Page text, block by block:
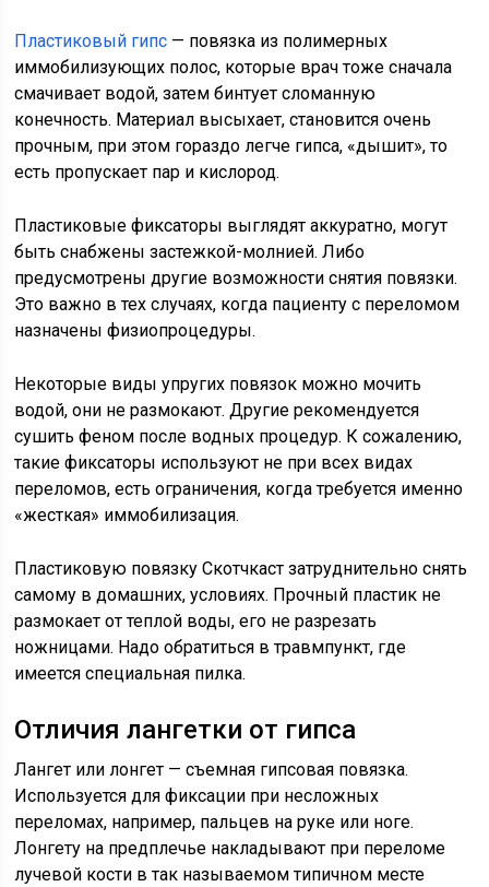
Пластиковый гипс — повязка из полимерных
иммобилизующих полос, которые врач тоже сначала
смачивает водой, затем бинтует сломанную
конечность. Материал высыхает, становится очень
прочным, при этом гораздо легче гипса, «дышит», то
есть пропускает пар и кислород.
Пластиковые фиксаторы выглядят аккуратно, могут
быть снабжены застежкой-молнией. Либо
предусмотрены другие возможности снятия повязки.
Это важно в тех случаях, когда пациенту с переломом
назначены физиопроцедуры.
Некоторые виды упругих повязок можно мочить
водой, они не размокают. Другие рекомендуется
сушить феном после водных процедур. К сожалению,
такие фиксаторы используют не при всех видах
переломов, есть ограничения, когда требуется именно
«жесткая» иммобилизация.
Пластиковую повязку Скотчкаст затруднительно снять
самому в домашних, условиях. Прочный пластик не
размокает от теплой воды, его не разрезать
ножницами. Надо обратиться в травмпункт, где
имеется специальная пилка.
Отличия лангетки от гипса
Лангет или лонгет — съемная гипсовая повязка.
Используется для фиксации при несложных
переломах, например, пальцев на руке или ноге.
Лонгету на предплечье накладывают при переломе
лучевой кости в так называемом типичном месте